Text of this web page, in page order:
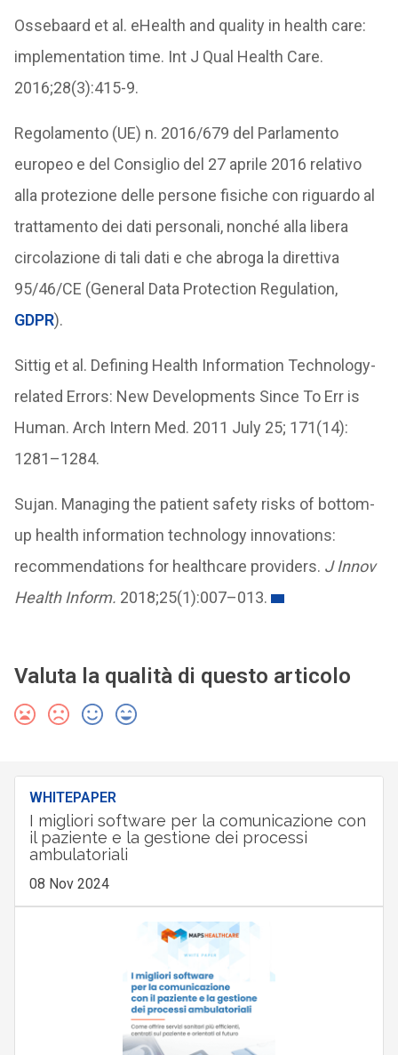
Ossebaard et al. eHealth and quality in health care:
implementation time. Int J Qual Health Care.
2016;28(3):415-9.
Regolamento (UE) n. 2016/679 del Parlamento
europeo e del Consiglio del 27 aprile 2016 relativo
alla protezione delle persone fisiche con riguardo al
trattamento dei dati personali, nonché alla libera
circolazione di tali dati e che abroga la direttiva
95/46/CE (General Data Protection Regulation,
GDPR).
Sittig et al. Defining Health Information Technology-
related Errors: New Developments Since To Err is
Human. Arch Intern Med. 2011 July 25; 171(14):
1281–1284.
Sujan. Managing the patient safety risks of bottom-
up health information technology innovations:
recommendations for healthcare providers. J Innov
Health Inform. 2018;25(1):007–013.
Valuta la qualità di questo articolo
WHITEPAPER
I migliori software per la comunicazione con
il paziente e la gestione dei processi
ambulatoriali
08 Nov 2024